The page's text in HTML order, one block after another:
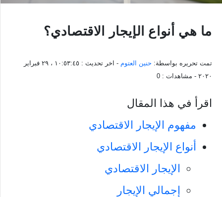
ما هي أنواع الإيجار الاقتصادي؟
تمت تحريره بواسطة: حنين العتوم - اخر تحديث :
١٠:٥٣:٤٥ ، ٢٩ فبراير
٢٠٢٠ - مشاهدات : 0
اقرأ في هذا المقال
مفهوم الإيجار الاقتصادي
أنواع الإيجار الاقتصادي
الإيجار الاقتصادي
إجمالي الإيجار